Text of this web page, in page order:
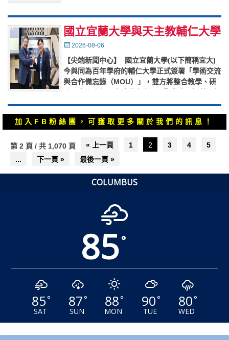
走進山海之間，傾…
國立宜蘭大學與天主教輔仁大學
簽署MOU
Posted
2026-08-06
【尖端新聞中心】 國立宜蘭大學(以下簡稱宜大)
今與同為百年學府的輔仁大學正式簽署「學術交流
與合作備忘錄（MOU）」，雙方將整合教學、研
人機、智慧農業、醫療…
加入FB粉絲團，可獲取更多關於我們的訊息！
文
章
覽
第 2 頁 / 共 1,070 頁 « 上一頁 1 2 3 4
5
...
下一頁 » 最後一頁 »
COLUMBUS
85°
85°
SAT
87°
SUN
88°
MON
90°
TUE
80°
WED